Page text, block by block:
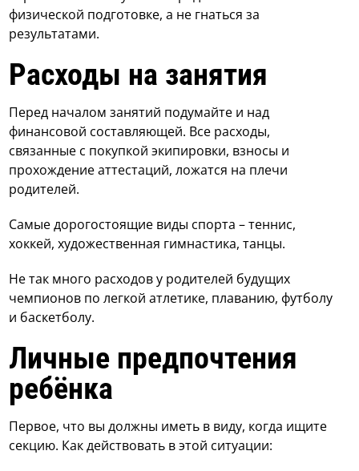
физической подготовке, а не гнаться за
результатами.
Расходы на занятия
Перед началом занятий подумайте и над
финансовой составляющей. Все расходы,
связанные с покупкой экипировки, взносы и
прохождение аттестаций, ложатся на плечи
родителей.
Самые дорогостоящие виды спорта – теннис,
хоккей, художественная гимнастика, танцы.
Не так много расходов у родителей будущих
чемпионов по легкой атлетике, плаванию, футболу
и баскетболу.
Личные предпочтения
ребёнка
Первое, что вы должны иметь в виду, когда ищите
секцию. Как действовать в этой ситуации: